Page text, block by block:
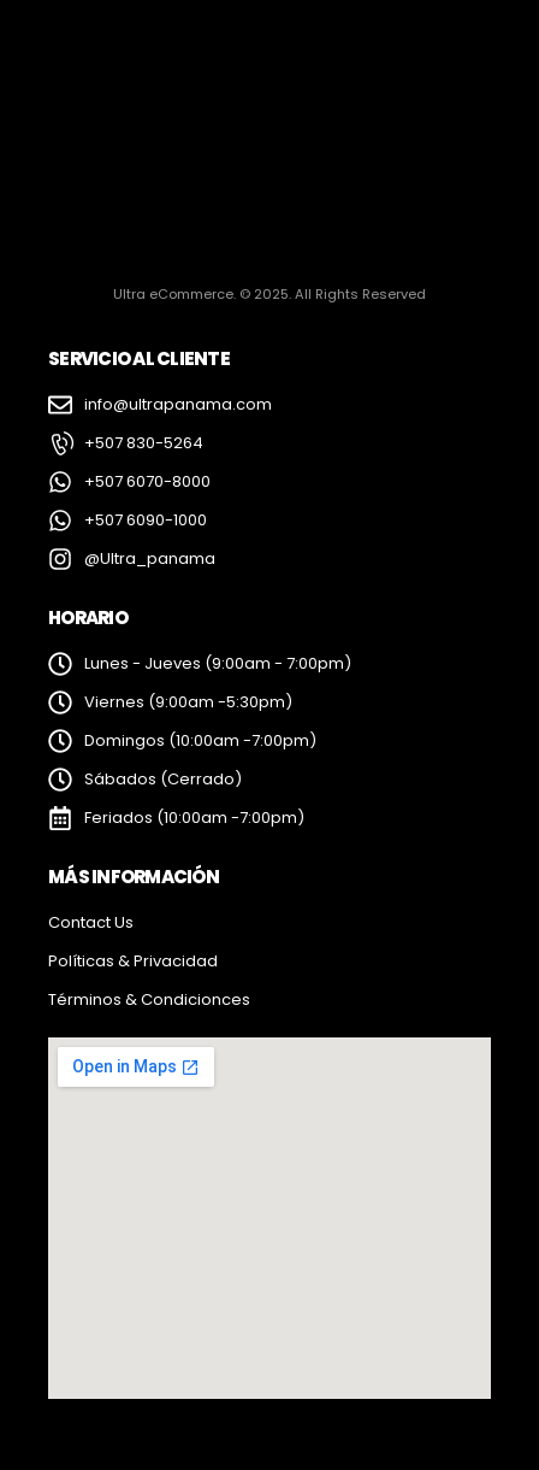
Ultra eCommerce. © 2025. All Rights Reserved
SERVICIO AL CLIENTE
info@ultrapanama.com
+507 830-5264
+507 6070-8000
+507 6090-1000
@Ultra_panama
HORARIO
Lunes - Jueves (9:00am - 7:00pm)
Viernes (9:00am -5:30pm)
Domingos (10:00am -7:00pm)
Sábados (Cerrado)
Feriados (10:00am -7:00pm)
MÁS INFORMACIÓN
Contact Us
Políticas & Privacidad
Términos & Condicionces